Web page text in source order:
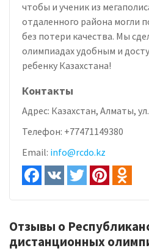
чтобы и ученик из
отдаленного района могли
без потери качества. Мы
олимпиадах удобным и
ребенку Казахстана!
Контакты
Адрес: Казахстан, Алматы,
Телефон: +77471149380
Email: info@rcdo.kz
Отзывы о
дистанционных